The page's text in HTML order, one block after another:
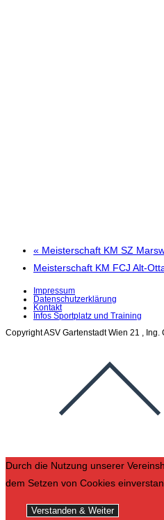
« Meisterschaft KM SZ
Meisterschaft KM FCJ Alt-
Impressum
Datenschutzerklärung
Kontakt
Infos Sportplatz und Training
Copyright ASV Gartenstadt Wien 21 , Ing.
Durch die Nutzung unserer
dem Setzen von Cookies
Verstanden & Weiter